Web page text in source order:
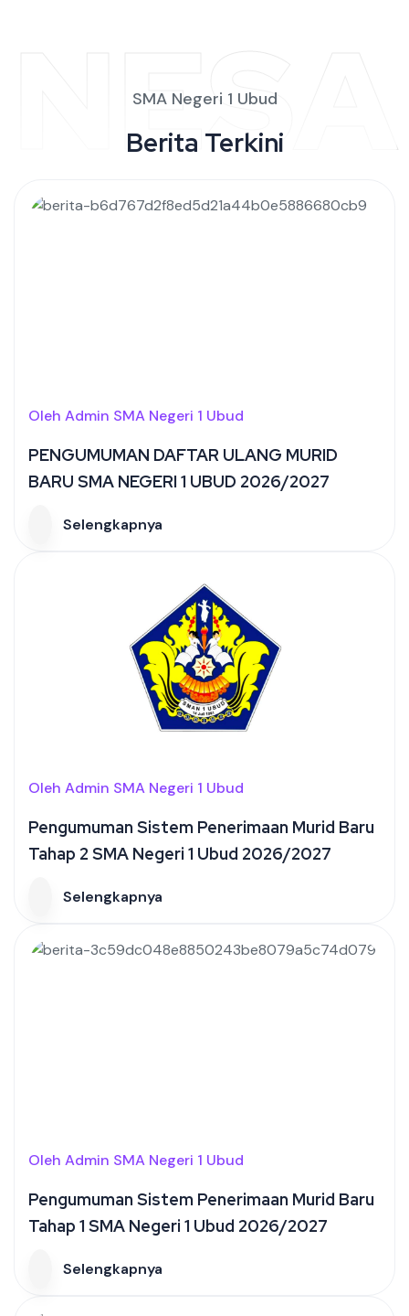
SMA Negeri 1 Ubud
NESA
Berita Terkini
Oleh Admin SMA Negeri 1 Ubud
PENGUMUMAN DAFTAR ULANG MURID
BARU SMA NEGERI 1 UBUD 2026/2027
Selengkapnya
Oleh Admin SMA Negeri 1 Ubud
Pengumuman Sistem Penerimaan Murid Baru
Tahap 2 SMA Negeri 1 Ubud 2026/2027
Selengkapnya
Oleh Admin SMA Negeri 1 Ubud
Pengumuman Sistem Penerimaan Murid Baru
Tahap 1 SMA Negeri 1 Ubud 2026/2027
Selengkapnya